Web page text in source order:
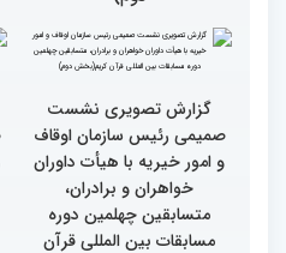
اصحاب رسانه درچهلمین
دوره مسابقات بین المللی
قران کریم (بخش اول)
کتاب قرآن با قلب ما مرتبط
و قابل توصیف نیست